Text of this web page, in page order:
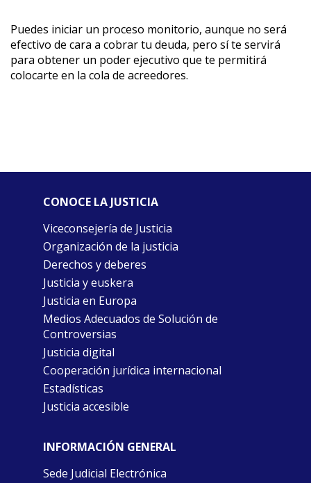
Puedes iniciar un proceso monitorio, aunque no será
efectivo de cara a cobrar tu deuda, pero sí te servirá
para obtener un poder ejecutivo que te permitirá
colocarte en la cola de acreedores.
CONOCE LA JUSTICIA
Viceconsejería de Justicia
Organización de la justicia
Derechos y deberes
Justicia y euskera
Justicia en Europa
Medios Adecuados de Solución de
Controversias
Justicia digital
Cooperación jurídica internacional
Estadísticas
Justicia accesible
INFORMACIÓN GENERAL
Sede Judicial Electrónica